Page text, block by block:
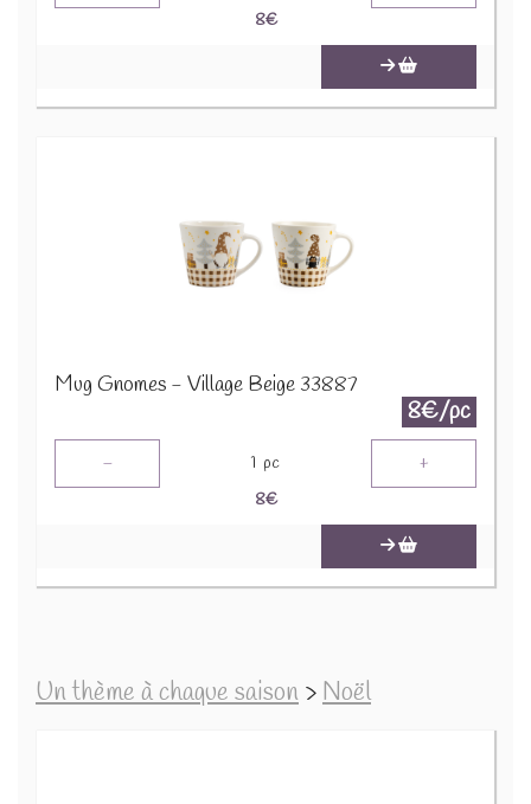
8€
Mug Gnomes - Village Beige 33887
8€/pc
- 1 pc +
8€
Un thème à chaque saison > Noël